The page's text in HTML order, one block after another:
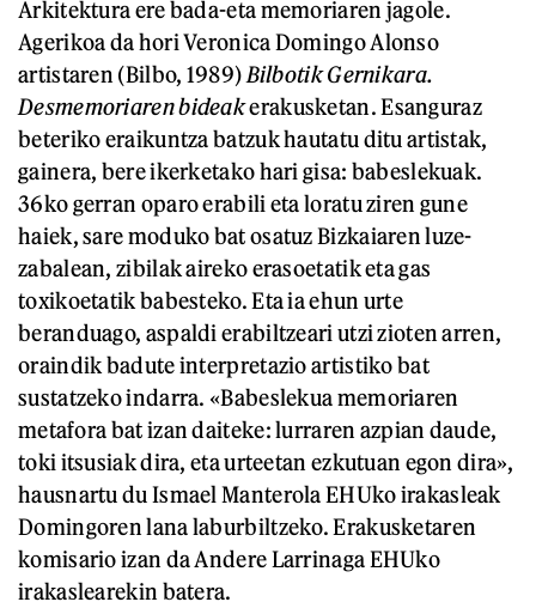
Arkitektura ere bada-eta memoriaren jagole.
Agerikoa da hori Veronica Domingo Alonso
artistaren (Bilbo, 1989) Bilbotik Gernikara.
Desmemoriaren bideakerakusketan. Esanguraz
beteriko eraikuntza batzuk hautatu ditu artistak,
gainera, bere ikerketako hari gisa: babeslekuak.
36ko gerran oparo erabili eta loratu ziren gune
haiek, sare moduko bat osatuz Bizkaiaren luze-
zabalean, zibilak aireko erasoetatik eta gas
toxikoetatik babesteko. Eta ia ehun urte
beranduago, aspaldi erabiltzeari utzi zioten arren,
oraindik badute interpretazio artistiko bat
sustatzeko indarra. «Babeslekua memoriaren
metafora bat izan daiteke: lurraren azpian daude,
toki itsusiak dira, eta urteetan ezkutuan egon dira»,
hausnartu du Ismael Manterola EHUko irakasleak
Domingoren lana laburbiltzeko. Erakusketaren
komisario izan da Andere Larrinaga EHUko
irakaslearekin batera.